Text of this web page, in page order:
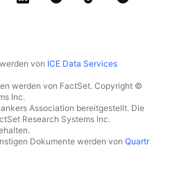
von ICE Data Services
werden von FactSet. Copyright ©
Inc.
Association bereitgestellt. Die
Research Systems Inc.
Dokumente werden von Quartr